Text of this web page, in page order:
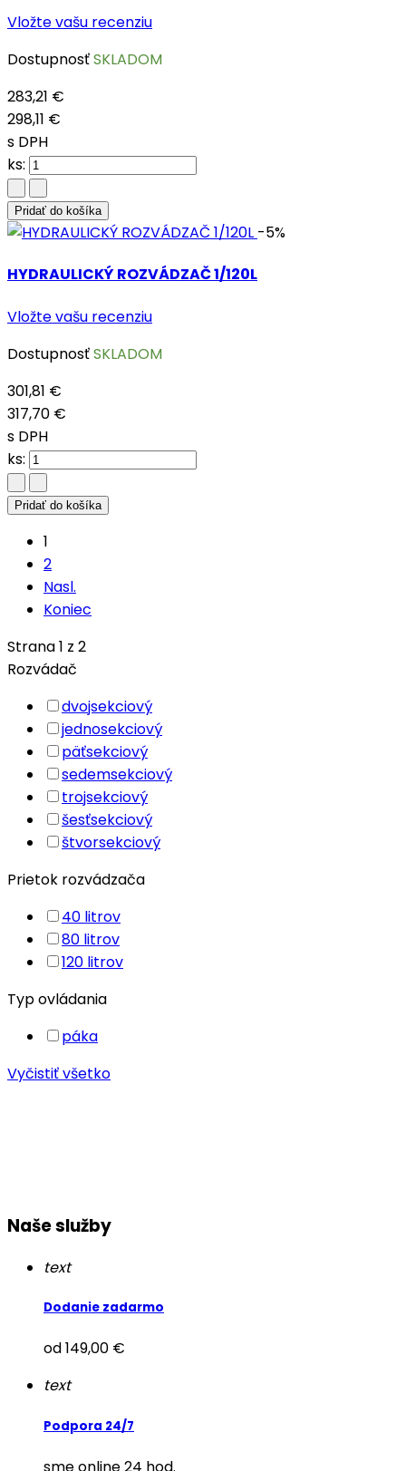
Vložte vašu recenziu
DostupnosťSKLADOM
283,21 €
298,11 €
s DPH
ks:
Pridať do košíka
-5%
HYDRAULICKÝ ROZVÁDZAČ 1/120L
Vložte vašu recenziu
DostupnosťSKLADOM
301,81 €
317,70 €
s DPH
ks:
Pridať do košíka
1
2
Nasl.
Koniec
Strana 1 z 2
Rozvádač
dvojsekciový
jednosekciový
päťsekciový
sedemsekciový
trojsekciový
šesťsekciový
štvorsekciový
Prietok rozvádzača
40 litrov
80 litrov
120 litrov
Typ ovládania
páka
Vyčistiť všetko
Naše služby
text
Dodanie zadarmo
od 149,00 €
text
Podpora 24/7
sme online 24 hod.